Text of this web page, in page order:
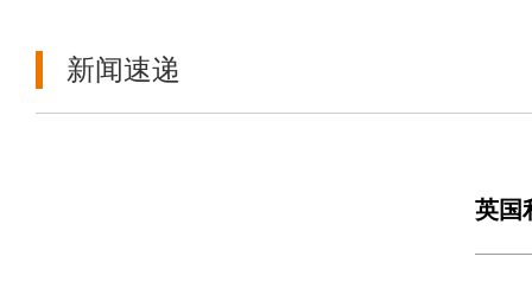
新闻速递
英国